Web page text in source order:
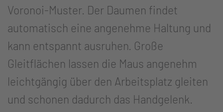
Voronoi-Muster. Der Daumen findet
automatisch eine angenehme Haltung und
kann entspannt ausruhen. Große
Gleitflächen lassen die Maus angenehm
leichtgängig über den Arbeitsplatz gleiten
und schonen dadurch das Handgelenk.